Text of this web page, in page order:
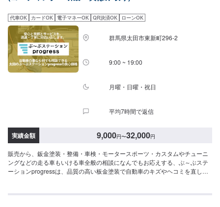
だければ作業開始【4】仕上がり次第納車----納期について-----納期は通常2~3
日程度で納車となります。納期は前後する場合がございます。予め、ご了承
ください。-----パーツ持ち込みについて-----パーツの持ち込み可能です。オフ
ァーにて詳細をお願い致します。-----代車について-----無料の代車をご用意し
ています。お車の作業中は代車をご利用ください。※代車の燃料代はお客様に
ご負担いただいております。-----ご来店時の注意、受付方法-----当工場は竹の
くら様を過ぎ左手にMMM様の看板がある所を右折していただければ工場があ
話いただければと思います。入庫の際はお気をつけてお越しください。駐車
【定休日・営業時間】定休日：日曜日、祝日営業時間：9:00~18:00
代車OK カードOK 電子マネーOK QR決済OK ローンOK
群馬県太田市東新町296-2
9:00 ~ 19:00
月曜・日曜・祝日
平均7時間で返信
実績金額 9,000円〜32,000円
販売から、鈑金塗装・整備・車検・モータースポーツ・カスタムやチューニ
ングなどの走る車もいける車全般の相談になんでもお応えする、ぶ～ぶステ
ーションprogressは、品質の高い板金塗装で自動車のキズやヘコミを直しま
ので、お気軽にお問い合わせください。ブレーキパッドの交換や車内のクリ